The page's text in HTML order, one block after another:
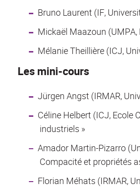
Bruno Laurent (IF,
Mickaël Maazoun (UMPA,
Mélanie Theillière (ICJ,
Les mini-cours
Jürgen Angst (IRMAR,
Céline Helbert (ICJ, Ecole
industriels »
Amador Martin-Pizarro
Compacité et propriétés
Florian Méhats (IRMAR,